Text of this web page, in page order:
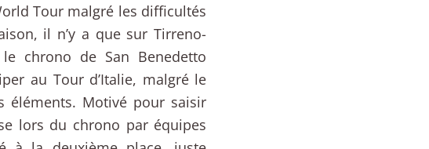
Tour malgré les difficultés
il n’y a que sur Tirreno-
chrono de San Benedetto
au Tour d’Italie, malgré le
éléments. Motivé pour saisir
lors du chrono par équipes